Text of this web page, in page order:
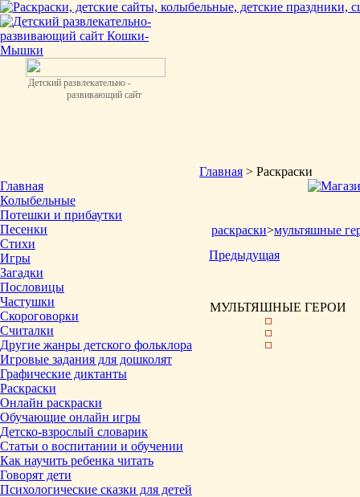
Детский развлекательно -
развивающий сайт
Главная
Колыбельные
Потешки и прибаутки
Песенки
Стихи
Игры
Загадки
Пословицы
Частушки
Скороговорки
Считалки
Другие жанры детского фольклора
Игровые задания для дошколят
Графические диктанты
Раскраски
Онлайн раскраски
Обучающие онлайн игры
Детско-взрослый словарик
Статьи о воспитании и обучении
Как научить ребенка читать
Говорят дети
Психологические сказки для детей
Главная > Раскраски
раскраски>мультяшные
Предыдущая
МУЛЬТЯШНЫЕ ГЕРОИ